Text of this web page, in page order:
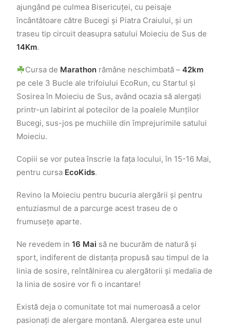
ajungând pe culmea Bisericuței, cu peisaje
încântătoare către Bucegi și Piatra Craiului, și un
traseu tip circuit deasupra satului Moieciu de Sus de
14Km.
Cursa de Marathon rămâne neschimbată –42km
pe cele 3 Bucle ale trifoiului EcoRun, cu Startul și
Sosirea în Moieciu de Sus, având ocazia să alergați
printr-un labirint al potecilor de la poalele Munților
Bucegi, sus-jos pe muchiile din împrejurimile satului
Moieciu.
Copiii se vor putea înscrie la fața locului, în 15-16 Mai,
pentru cursa EcoKids.
Revino la Moieciu pentru bucuria alergării și pentru
entuziasmul de a parcurge acest traseu de o
frumusețe aparte.
Ne revedem in 16 Mai să ne bucurăm de natură și
sport, indiferent de distanța propusă sau timpul de la
linia de sosire, reîntâlnirea cu alergătorii și medalia de
la linia de sosire vor fi o incantare!
Există deja o comunitate tot mai numeroasă a celor
pasionați de alergare montană. Alergarea este unul